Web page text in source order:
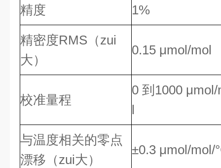
精度 1%
精密度RMS（zui
大）
0.15 μmol/mol
校准量程
0 到1000 μmol/
l
与温度相关的零点
漂移（zui大）
±0.3 μmol/mol/